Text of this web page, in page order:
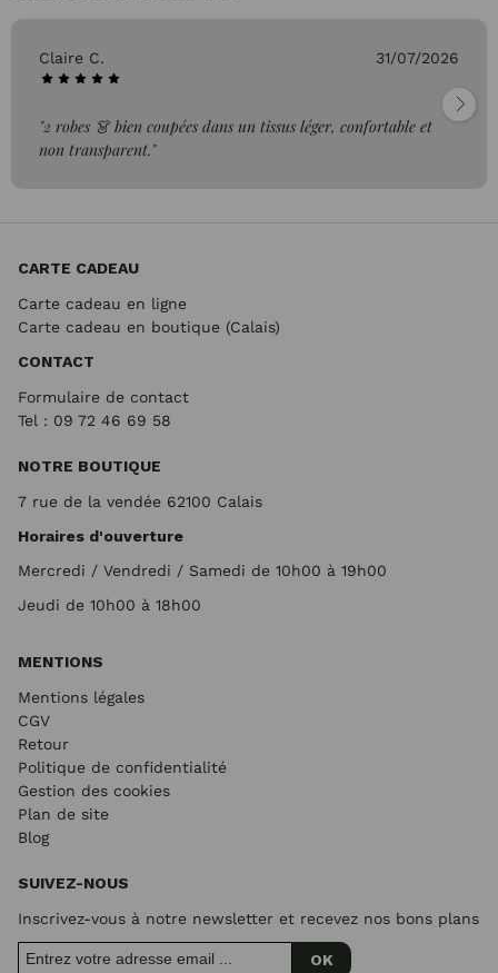
Pascale P. 26/07/2026
"très bien"
CARTE CADEAU
Carte cadeau en ligne
Carte cadeau en boutique (Calais)
CONTACT
Formulaire de contact
Tel : 09 72 46 69 58
NOTRE BOUTIQUE
7 rue de la vendée 62100 Calais
Horaires d'ouverture
Mercredi / Vendredi / Samedi de 10h00 à 19h00
Jeudi de 10h00 à 18h00
MENTIONS
Mentions légales
CGV
Retour
Politique de confidentialité
Gestion des cookies
Plan de site
Blog
SUIVEZ-NOUS
Inscrivez-vous à notre newsletter et recevez nos bons plans
OK